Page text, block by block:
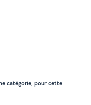
catégorie, pour cette